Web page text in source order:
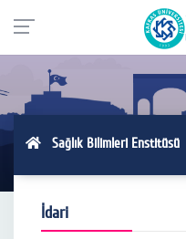
Sağlık Bilimleri Enstitüsü
İdari